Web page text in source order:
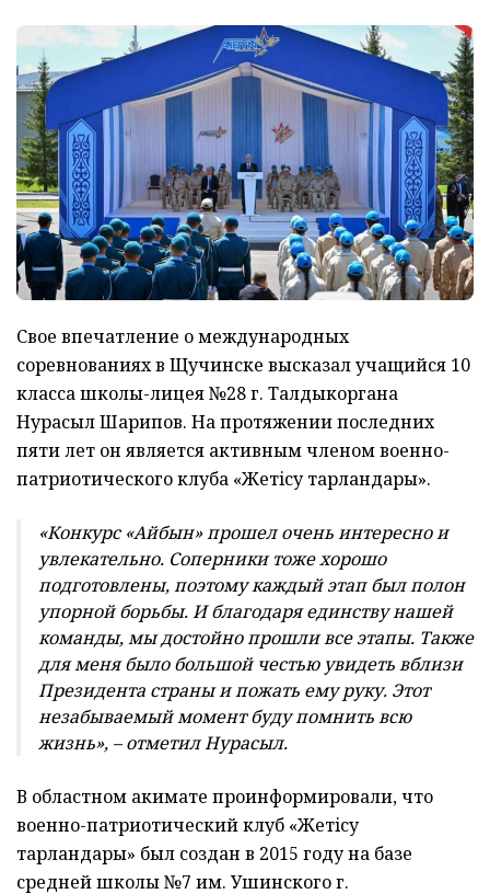
Свое впечатление о международных
соревнованиях в Щучинске высказал учащийся 10
класса школы-лицея №28 г. Талдыкоргана
Нурасыл Шарипов. На протяжении последних
пяти лет он является активным членом военно-
патриотического клуба «Жетiсу тарландары».
«Конкурс «Айбын» прошел очень интересно и
увлекательно. Соперники тоже хорошо
подготовлены, поэтому каждый этап был полон
упорной борьбы. И благодаря единству нашей
команды, мы достойно прошли все этапы. Также
для меня было большой честью увидеть вблизи
Президента страны и пожать ему руку. Этот
незабываемый момент буду помнить всю
жизнь», – отметил Нурасыл.
В областном акимате проинформировали, что
военно-патриотический клуб «Жетiсу
тарландары» был создан в 2015 году на базе
средней школы №7 им. Ушинского г.